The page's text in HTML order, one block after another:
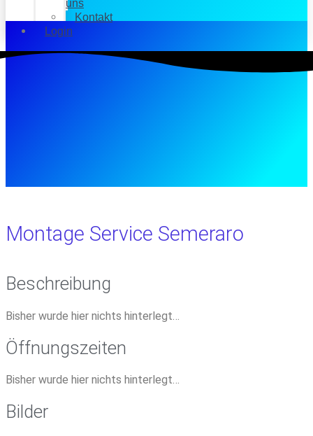
uns
Kontakt
Login
Montage Service Semeraro
Beschreibung
Bisher wurde hier nichts hinterlegt…
Öffnungszeiten
Bisher wurde hier nichts hinterlegt…
Bilder